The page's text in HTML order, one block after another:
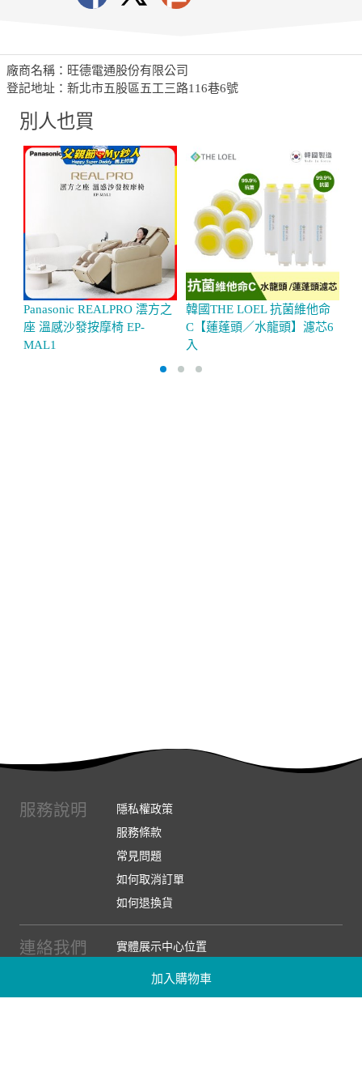
加入購物車
廠商名稱：旺德電通股份有限公司
登記地址：新北市五股區五工三路116巷6號
別人也買
Panasonic REALPRO 澐方之
座 溫感沙發按摩椅 EP-
MAL1
韓國THE LOEL 抗菌維他命
C【蓮蓬頭／水龍頭】濾芯6
入
服務說明
隱私權政策
服務條款
常見問題
如何取消訂單
如何退換貨
連絡我們
實體展示中心位置
實體購物服務條款